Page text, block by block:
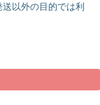
以外の目的では利